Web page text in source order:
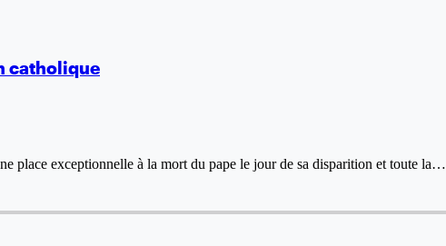
catholique
place exceptionnelle à la mort du pape le jour de sa disparition et toute la…